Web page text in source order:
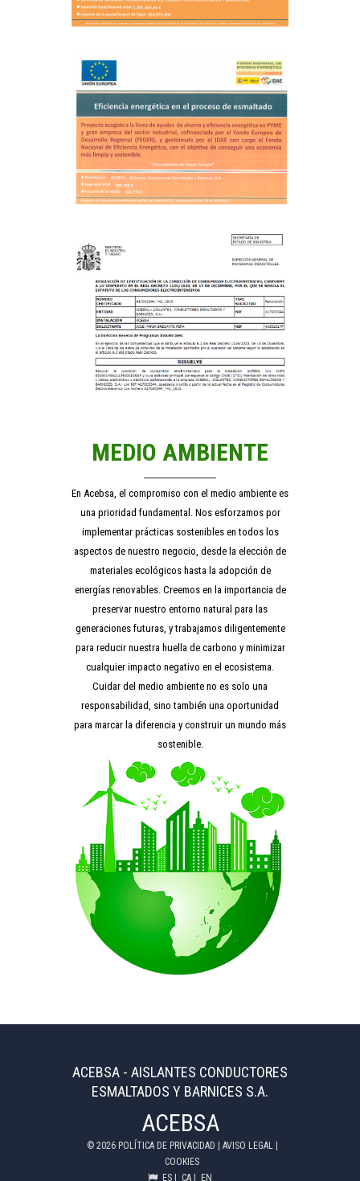
MEDIO AMBIENTE
En Acebsa, el compromiso con el medio ambiente es
una prioridad fundamental. Nos esforzamos por
implementar prácticas sostenibles en todos los
aspectos de nuestro negocio, desde la elección de
materiales ecológicos hasta la adopción de
energías renovables. Creemos en la importancia de
preservar nuestro entorno natural para las
generaciones futuras, y trabajamos diligentemente
para reducir nuestra huella de carbono y minimizar
cualquier impacto negativo en el ecosistema.
Cuidar del medio ambiente no es solo una
responsabilidad, sino también una oportunidad
para marcar la diferencia y construir un mundo más
sostenible.
ACEBSA - AISLANTES CONDUCTORES
ESMALTADOS Y BARNICES S.A.
ACEBSA
© 2026 POLÍTICA DE PRIVACIDAD AVISO LEGAL
COOKIES
ES
CA EN